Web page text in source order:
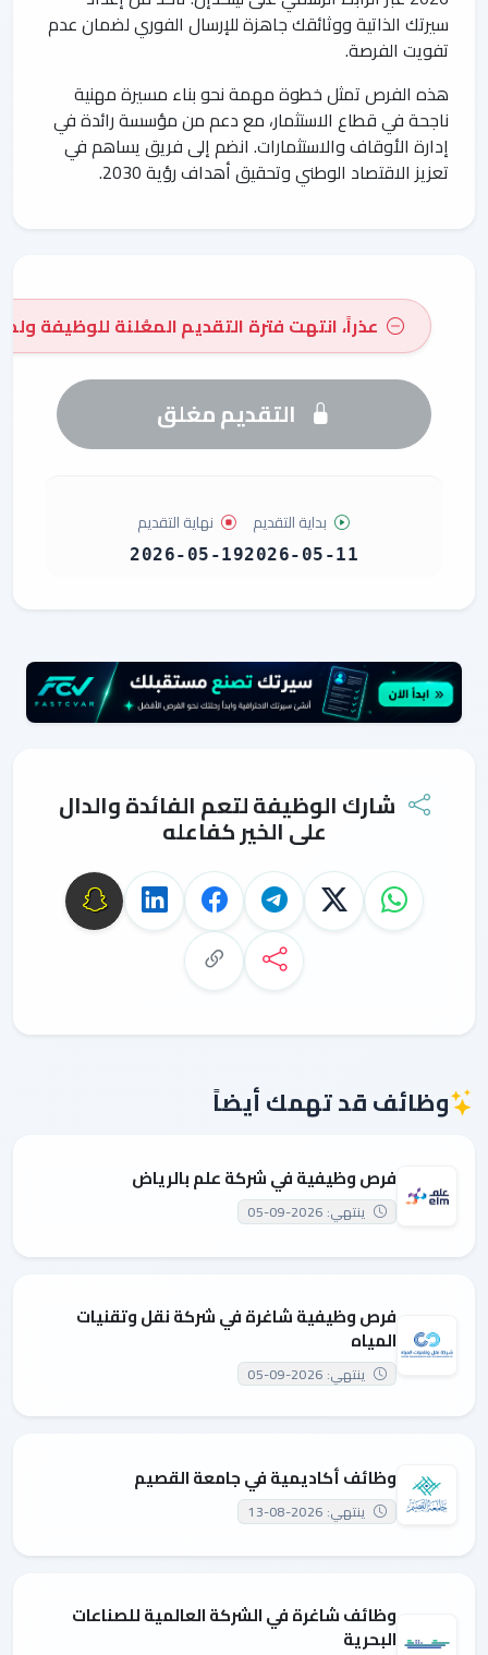
سيرتك الذاتية ووثائقك جاهزة للإرسال الفوري لضمان عدم
تفويت الفرصة.
هذه الفرص تمثل خطوة مهمة نحو بناء مسيرة مهنية
ناجحة في قطاع الاستثمار، مع دعم من مؤسسة رائدة في
إدارة الأوقاف والاستثمارات. انضم إلى فريق يساهم في
تعزيز الاقتصاد الوطني وتحقيق أهداف رؤية 2030.
عذراً، انتهت فترة التقديم المعُلنة للوظيفة
التقديم مغلق
بداية التقديم
2026-05-11
نهاية التقديم
2026-05-19
شارك الوظيفة لتعم الفائدة والدال
على الخير كفاعله
وظائف قد تهمك أيضاً
فرص وظيفية في شركة علم بالرياض
ينتهي: 2026-09-05
فرص وظيفية شاغرة في شركة نقل وتقنيات
المياه
ينتهي: 2026-09-05
وظائف أكاديمية في جامعة القصيم
ينتهي: 2026-08-13
وظائف شاغرة في الشركة العالمية للصناعات
البحرية